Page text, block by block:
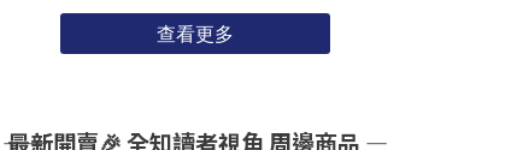
【日本進口精品】
好的世界獻上祝
福！』涼宮春日
套組【日本進口精
查看更多